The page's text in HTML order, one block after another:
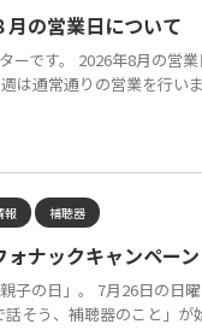
月の営業日について
ーです。 2026年8月の営
は通常通りの営業を行い
報 補聴器
ォナックキャンペー
子の日」。 7月26日の日
そう、補聴器のこと」が